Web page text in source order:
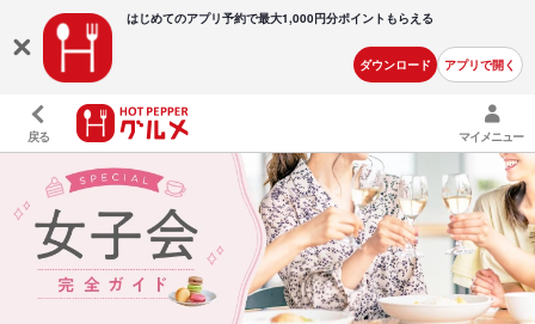
はじめてのアプリ予約で最大1,000円分ポイントもらえる
ダウンロード アプリで開く
戻る マイメニュー